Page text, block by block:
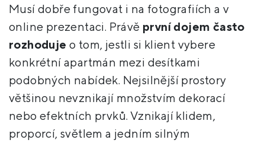
Musí dobře fungovat i na fotografiích a v
online prezentaci. Právě první dojem často
rozhoduje o tom, jestli si klient vybere
konkrétní apartmán mezi desítkami
podobných nabídek. Nejsilnější prostory
většinou nevznikají množstvím dekorací
nebo efektních prvků. Vznikají klidem,
proporcí, světlem a jedním silným